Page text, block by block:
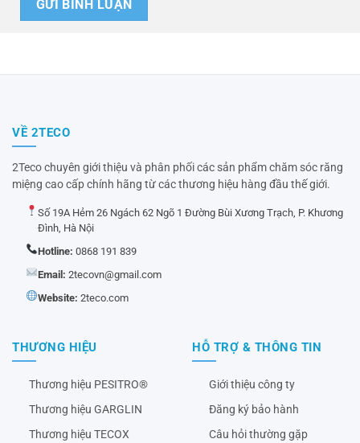
VỀ 2TECO
2Teco chuyên giới thiệu và phân phối các sản phẩm chăm sóc răng
miệng cao cấp chính hãng từ các thương hiệu hàng đầu thế giới.
Số 19A Hẻm 26 Ngách 62 Ngõ 1 Đường Bùi Xương Trạch, P. Khương
Đình, Hà Nội
Hotline: 0868 191 839
Email: 2tecovn@gmail.com
Website: 2teco.com
THƯƠNG HIỆU
Thương hiệu PESITRO®
Thương hiệu GARGLIN
Thương hiệu TECOX
HỖ TRỢ & THÔNG TIN
Giới thiệu công ty
Đăng ký bảo hành
Câu hỏi thường gặp